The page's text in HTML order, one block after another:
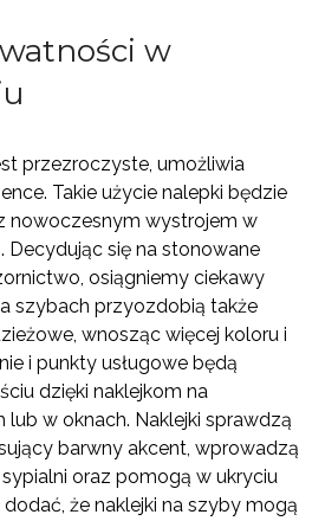
w
przezroczyste, umożliwia
Takie użycie nalepki będzie
nowoczesnym wystrojem w
się na stonowane
osiągniemy ciekawy
szybach przyozdobią także
wnosząc więcej koloru i
i punkty usługowe będą
dzięki naklejkom na
w oknach. Naklejki sprawdzą
barwny akcent, wprowadzą
oraz pomogą w ukryciu
dodać, że naklejki na szyby mogą